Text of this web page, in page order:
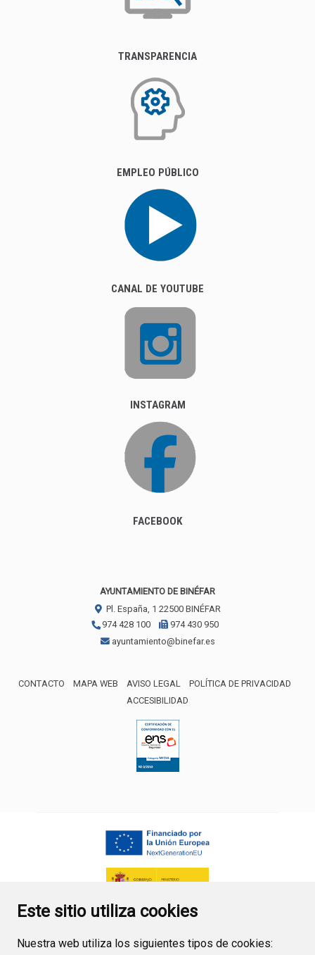
Este sitio utiliza cookies
Nuestra web utiliza los siguientes tipos de cookies:
TRANSPARENCIA
EMPLEO PÚBLICO
CANAL DE YOUTUBE
INSTAGRAM
FACEBOOK
AYUNTAMIENTO DE BINÉFAR
Pl. España, 1 22500 BINÉFAR
974 428 100
974 430 950
ayuntamiento@binefar.es
CONTACTO MAPA WEB AVISO LEGAL
POLÍTICA DE PRIVACIDAD
ACCESIBILIDAD